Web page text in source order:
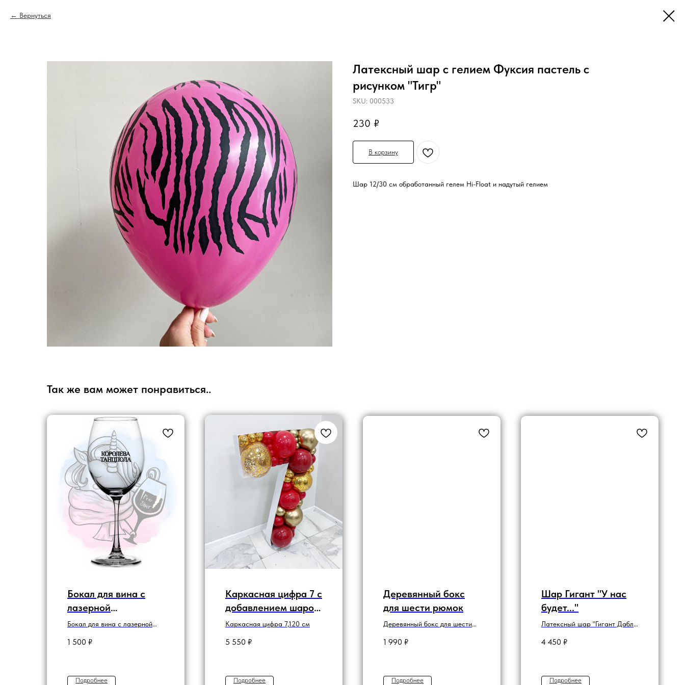
Вернуться
Латексный шар с гелием Фуксия пастель с
рисунком "Тигр"
SKU: 000533
230 ₽
В корзину
Шар 12/30 см обработанный гелем Hi-Float и надутый гелием
Так же вам может понравиться..
Бокал для вина с
лазерной
гравировкой
ТАНЦПОЛА"
Бокал для вина с лазерной
1 500 ₽
Подробнее
Каркасная цифра 7 с
добавлением шаров
«Хром» и «С
Каркасная цифра 7,120 см
5 550 ₽
Подробнее
Деревянный бокс
для шести рюмок
Деревянный бокс для шести
1 990 ₽
Подробнее
Шар Гигант "У нас
будет..."
Латексный шар "Гигант Дабл
шариками.
4 450 ₽
Подробнее